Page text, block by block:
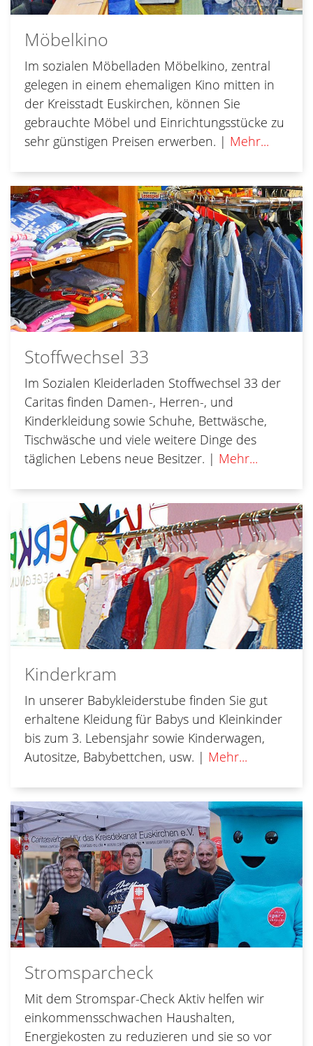
Möbelkino
Im sozialen Möbelladen Möbelkino, zentral
gelegen in einem ehemaligen Kino mitten in
der Kreisstadt Euskirchen, können Sie
gebrauchte Möbel und Einrichtungsstücke zu
sehr günstigen Preisen erwerben. | Mehr...
Stoffwechsel 33
Im Sozialen Kleiderladen Stoffwechsel 33 der
Caritas finden Damen-, Herren-, und
Kinderkleidung sowie Schuhe, Bettwäsche,
Tischwäsche und viele weitere Dinge des
täglichen Lebens neue Besitzer. | Mehr...
Kinderkram
In unserer Babykleiderstube finden Sie gut
erhaltene Kleidung für Babys und Kleinkinder
bis zum 3. Lebensjahr sowie Kinderwagen,
Autositze, Babybettchen, usw. | Mehr...
Stromsparcheck
Mit dem Stromspar-Check Aktiv helfen wir
einkommensschwachen Haushalten,
Energiekosten zu reduzieren und sie so vor